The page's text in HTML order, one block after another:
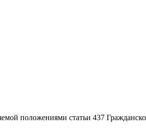
положениями статьи 437